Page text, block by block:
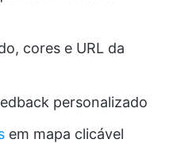
cores e URL da
personalizado
em mapa clicável